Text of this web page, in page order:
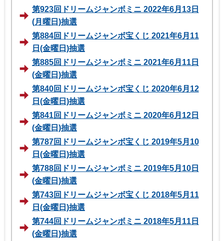
第923回ドリームジャンボミニ 2022年6月13日
(月曜日)抽選
第884回ドリームジャンボ宝くじ 2021年6月11
日(金曜日)抽選
第885回ドリームジャンボミニ 2021年6月11日
(金曜日)抽選
第840回ドリームジャンボ宝くじ 2020年6月12
日(金曜日)抽選
第841回ドリームジャンボミニ 2020年6月12日
(金曜日)抽選
第787回ドリームジャンボ宝くじ 2019年5月10
日(金曜日)抽選
第788回ドリームジャンボミニ 2019年5月10日
(金曜日)抽選
第743回ドリームジャンボ宝くじ 2018年5月11
日(金曜日)抽選
第744回ドリームジャンボミニ 2018年5月11日
(金曜日)抽選